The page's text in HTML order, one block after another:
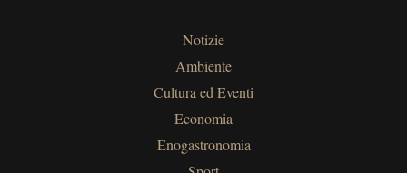
Notizie
Ambiente
Cultura ed Eventi
Economia
Enogastronomia